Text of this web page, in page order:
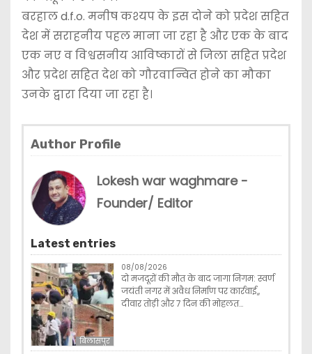
बरहाल d.f.o. मनीष कश्यप के इस दोने को प्रदेश सहित
देश में सराहनीय पहल माना जा रहा है और एक के बाद
एक नए व विश्वसनीय आविष्कारों से जिला सहित प्रदेश
और प्रदेश सहित देश को गौरवान्वित होने का मौका
उनके द्वारा दिया जा रहा है।
Author Profile
Lokesh war waghmare -
Founder/ Editor
Latest entries
बिलासपुर
08/08/2026
दो मजदूरों की मौत के बाद जागा निगम: स्वर्ण
जयंती नगर में अवैध निर्माण पर कार्रवाई,,
दीवार तोड़ी और 7 दिन की मोहलत…